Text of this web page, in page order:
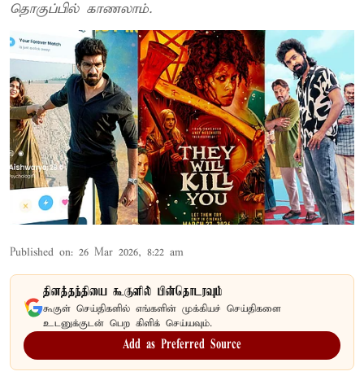
தொகுப்பில் காணலாம்.
Published on: 26 Mar 2026, 8:22 am
தினத்தந்தியை கூகுளில் பின்தொடரவும்
கூகுள் செய்திகளில் எங்களின் முக்கியச் செய்திகளை
உடனுக்குடன் பெற கிளிக் செய்யவும்.
Add as Preferred Source